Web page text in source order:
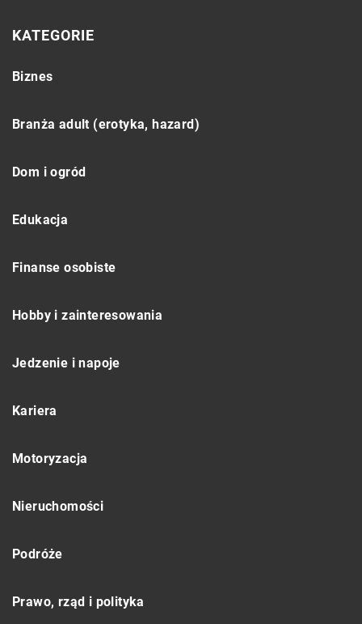
KATEGORIE
Biznes
Branża adult (erotyka, hazard)
Dom i ogród
Edukacja
Finanse osobiste
Hobby i zainteresowania
Jedzenie i napoje
Kariera
Motoryzacja
Nieruchomości
Podróże
Prawo, rząd i polityka